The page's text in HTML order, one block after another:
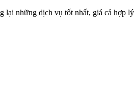
những dịch vụ tốt nhất, giá cả hợp